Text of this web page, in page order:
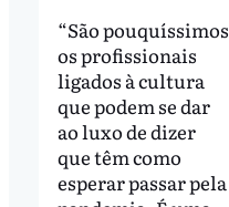
“São pouquíssimos
os profissionais
ligados à cultura
que podem se dar
ao luxo de dizer
que têm como
esperar passar pela